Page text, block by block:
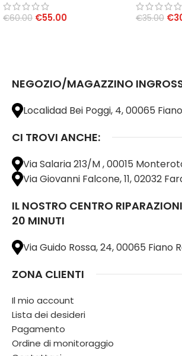
€60.00 €55.00 €35.00 €
NEGOZIO/MAGAZZINO
Localidad Bei Poggi, 4, 00065
CI TROVI ANCHE:
Via Salaria 213/M , 00015
Via Giovanni Falcone, 11, 02032
IL NOSTRO CENTRO
20 MINUTI
Via Guido Rossa, 24, 00065 Fiano
ZONA CLIENTI
Il mio account
Lista dei desideri
Pagamento
Ordine di monitoraggio